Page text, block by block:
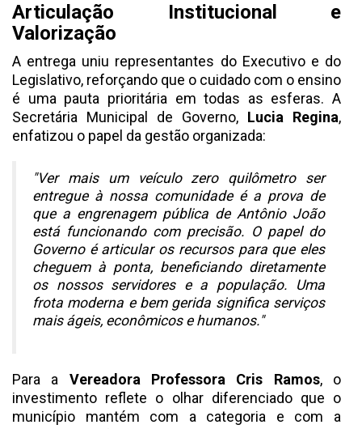
Articulação Institucional e
Valorização
A entrega uniu representantes do Executivo e do
Legislativo, reforçando que o cuidado com o ensino
é uma pauta prioritária em todas as esferas. A
Secretária Municipal de Governo, Lucia Regina,
enfatizou o papel da gestão organizada:
"Ver mais um veículo zero quilômetro ser
entregue à nossa comunidade é a prova de
que a engrenagem pública de Antônio João
está funcionando com precisão. O papel do
Governo é articular os recursos para que eles
cheguem à ponta, beneficiando diretamente
os nossos servidores e a população. Uma
frota moderna e bem gerida significa serviços
mais ágeis, econômicos e humanos."
Para a Vereadora Professora Cris Ramos, o
investimento reflete o olhar diferenciado que o
município mantém com a categoria e com a